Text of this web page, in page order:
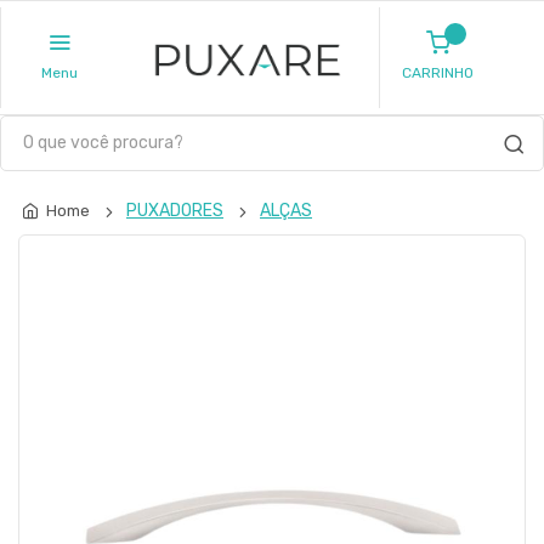
Menu CARRINHO
Home PUXADORES ALÇAS